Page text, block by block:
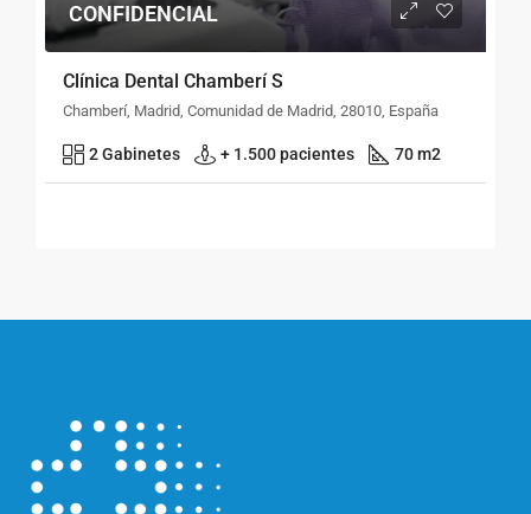
CONFIDENCIAL
Clínica Dental Chamberí S
Chamberí, Madrid, Comunidad de Madrid, 28010, España
2 Gabinetes + 1.500 pacientes 70 m2